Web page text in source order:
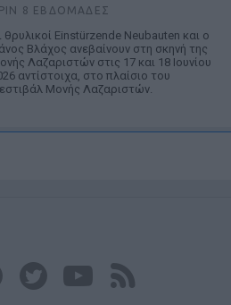
8 ΕΒΔΟΜΆΔΕΣ
θρυλικοί Einstürzende Neubauten και ο
Βλάχος ανεβαίνουν στη σκηνή της
Λαζαριστών στις 17 και 18 Ιουνίου
αντίστοιχα, στο πλαίσιο του
Μονής Λαζαριστών.